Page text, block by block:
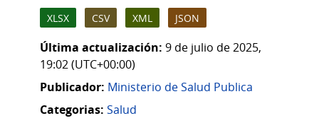
XLSX CSV XML JSON
Última actualización: 9 de julio de 2025,
19:02 (UTC+00:00)
Publicador: Ministerio de Salud Publica
Categorias: Salud